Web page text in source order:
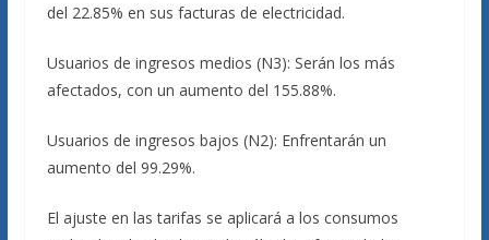
del 22.85% en sus facturas de electricidad.
Usuarios de ingresos medios (N3): Serán los más
afectados, con un aumento del 155.88%.
Usuarios de ingresos bajos (N2): Enfrentarán un
aumento del 99.29%.
El ajuste en las tarifas se aplicará a los consumos